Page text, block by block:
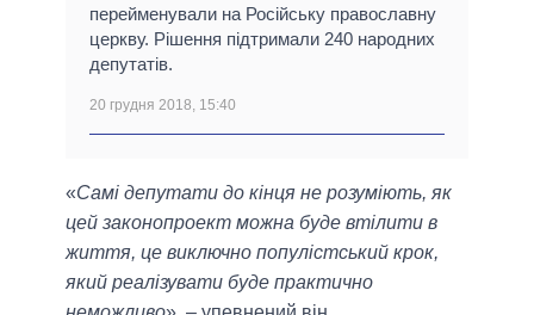
перейменували на Російську православну
церкву. Рішення підтримали 240 народних
депутатів.
20 грудня 2018, 15:40
«Самі депутати до кінця не розуміють, як
цей законопроект можна буде втілити в
життя, це виключно популістський крок,
який реалізувати буде практично